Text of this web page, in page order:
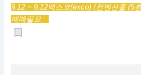
9.12 ~ 9.12엑스코(exco) (컨벤션홀 (5
예매필요